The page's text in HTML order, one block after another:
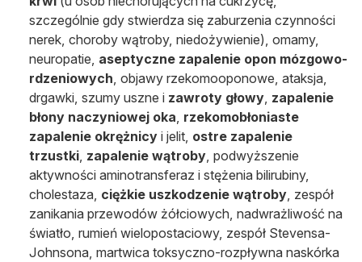
szczególnie gdy stwierdza się zaburzenia czynności
nerek, choroby wątroby, niedożywienie), omamy,
neuropatie, aseptyczne zapalenie opon mózgowo-
rdzeniowych , objawy rzekomooponowe, ataksja,
drgawki, szumy uszne i zawroty głowy zapalenie
błony naczyniowej oka rzekomobłoniaste
zapalenie okrężnicy i jelit, ostre zapalenie
trzustki zapalenie wątroby , podwyższenie
aktywności aminotransferaz i stężenia bilirubiny,
cholestaza, ciężkie uszkodzenie wątroby , zespół
zanikania przewodów żółciowych, nadwrażliwość na
światło, rumień wielopostaciowy, zespół Stevensa-
Johnsona, martwica toksyczno-rozpływna naskórka